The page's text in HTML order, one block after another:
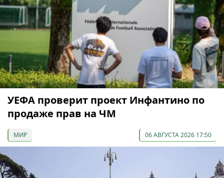
УЕФА проверит проект Инфантино по
продаже прав на ЧМ
МИР 06 АВГУСТА 2026 17:50